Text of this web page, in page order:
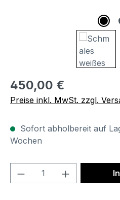
Regulärer Preis:
450,00 €
Preise inkl. MwSt. zzgl.
Sofort abholbereit auf
Wochen
Produkt Anzahl: